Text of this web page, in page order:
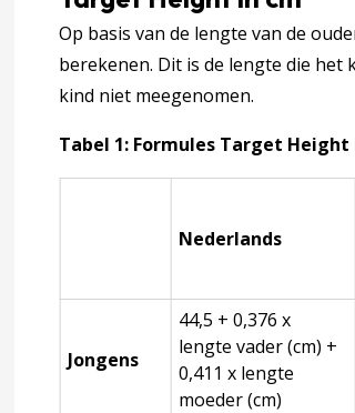
en gewicht
en het signaleren van een afwijkende
onderzoek
Op basis van de lengte van de
berekenen. Dit is de lengte die
kind niet meegenomen.
Tabel 1: Formules Target Height
Nederlands
Jongens
44,5 + 0,376 x
lengte vader (cm) +
0,411 x lengte
moeder (cm)